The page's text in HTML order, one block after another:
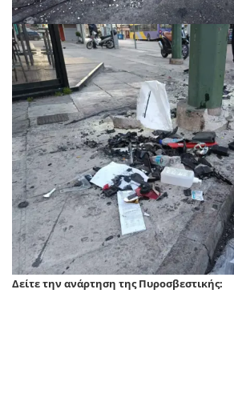
Δείτε την ανάρτηση της Πυροσβεστικής: